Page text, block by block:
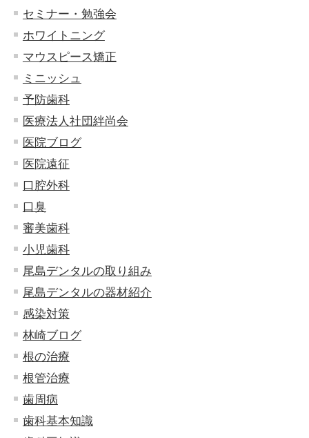
セミナー・勉強会
ホワイトニング
マウスピース矯正
ミニッシュ
予防歯科
医療法人社団絆尚会
医院ブログ
医院遠征
口腔外科
口臭
審美歯科
小児歯科
尾島デンタルの取り組み
尾島デンタルの器材紹介
感染対策
林崎ブログ
根の治療
根管治療
歯周病
歯科基本知識